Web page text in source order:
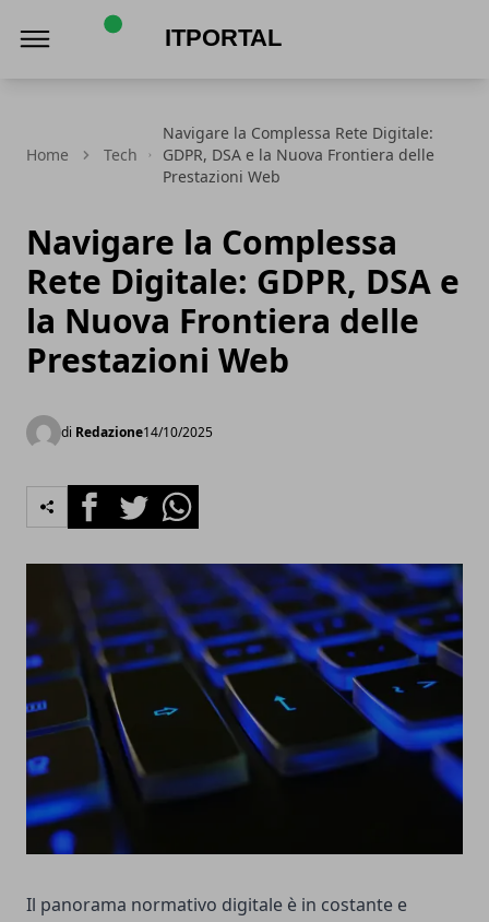
Home Tech
Navigare la Complessa Rete Digitale:
GDPR, DSA e la Nuova Frontiera delle
Prestazioni Web
Navigare la Complessa
Rete Digitale: GDPR, DSA e
la Nuova Frontiera delle
Prestazioni Web
di Redazione14/10/2025
FacebookTwitterWhatsapp
Il panorama normativo digitale è in costante e